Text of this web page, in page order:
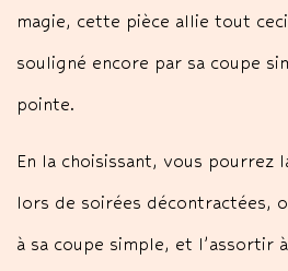
magie, cette pièce allie tout
souligné encore par sa coupe
pointe.
En la choisissant, vous pourrez
lors de soirées décontractées,
à sa coupe simple, et l’assortir